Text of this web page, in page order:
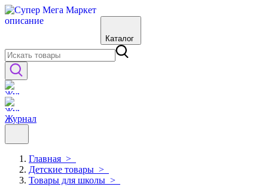
Каталог
Журнал
Главная >
Детские товары >
Товары для школы >